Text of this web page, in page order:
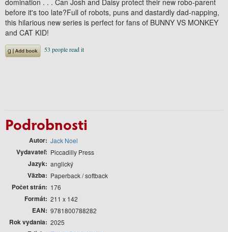
before it's too late?Full of robots, puns and dastardly dad-napping,
this hilarious new series is perfect for fans of BUNNY VS MONKEY
and CAT KID!
Podrobnosti
Autor Jack Noel
Vydavateľ Piccadilly Press
Jazyk anglický
Väzba Paperback / softback
Počet strán 176
Formát 211 x 142
EAN 9781800788282
Rok vydania 2025